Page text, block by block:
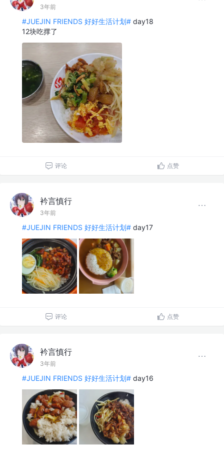
3年前
#JUEJIN FRIENDS 好好生活计划# day18
12块吃撑了
评论 点赞
衿言慎行
3年前
#JUEJIN FRIENDS 好好生活计划# day17
评论 点赞
衿言慎行
3年前
#JUEJIN FRIENDS 好好生活计划# day16